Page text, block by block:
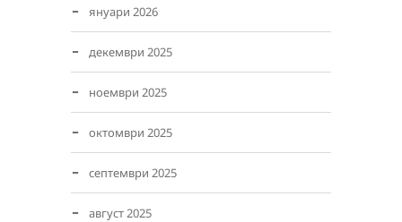
януари 2026
декември 2025
ноември 2025
октомври 2025
септември 2025
август 2025